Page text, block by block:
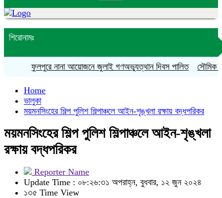
শিরোনামঃ
ফুলপুরে নানা আয়োজনে জুলাই গণঅভ্যুত্থান দিবস পালিত সৌমিক
Home
ভালুকা
ময়মনসিংহের শিল্প পুলিশ শিল্পাঞ্চলে আইন-শৃঙ্খলা রক্ষায় বদ্ধপরিকর
ময়মনসিংহের শিল্প পুলিশ শিল্পাঞ্চলে আইন-শৃঙ্খলা
রক্ষায় বদ্ধপরিকর
Reporter Name
Update Time : ০৮:২৬:৩১ অপরাহ্ন, বুধবার, ১২ জুন ২০২৪
১৩৫ Time View